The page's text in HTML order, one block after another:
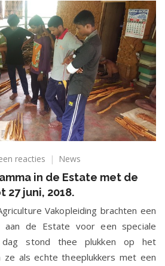
reacties op
Agriculture
Programma
in
de
Estate
met
de
trainees
News
in de Estate met de
27 juni, 2018.
Vakopleiding brachten een
aan de Estate voor een speciale
stond thee plukken op het
ze als echte theeplukkers met een